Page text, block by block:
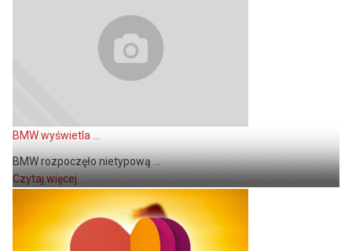
BMW wyświetla ...
BMW rozpoczęło nietypową ...
Czytaj więcej